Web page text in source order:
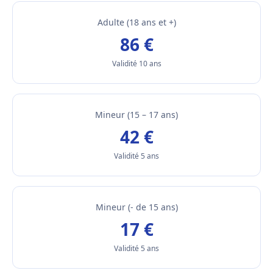
Adulte (18 ans et +)
86 €
Validité 10 ans
Mineur (15 – 17 ans)
42 €
Validité 5 ans
Mineur (- de 15 ans)
17 €
Validité 5 ans